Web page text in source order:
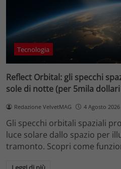
Tecnologia
Reflect Orbital: gli specchi
sole di notte (per 5mila dollari
Redazione VelvetMAG 4 Agosto 2026
Gli specchi orbitali spaziali
luce solare dallo spazio per
tramonto. Scopri come